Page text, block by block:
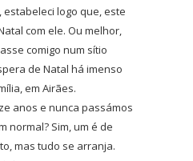
logo que, este
com ele. Ou melhor,
comigo num sítio
de Natal há imenso
em Airães.
anos e nunca passámos
normal? Sim, um é de
mas tudo se arranja.